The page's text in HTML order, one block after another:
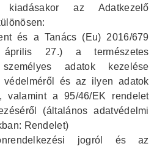
kiadásakor az Adatkezelő
és a Tanács (Eu) 2016/679
április 27.) a természetes
adatok kezelése
védelméről és az ilyen adatok
valamint a 95/46/EK rendelet
(általános adatvédelmi
Rendelet)
jogról és az